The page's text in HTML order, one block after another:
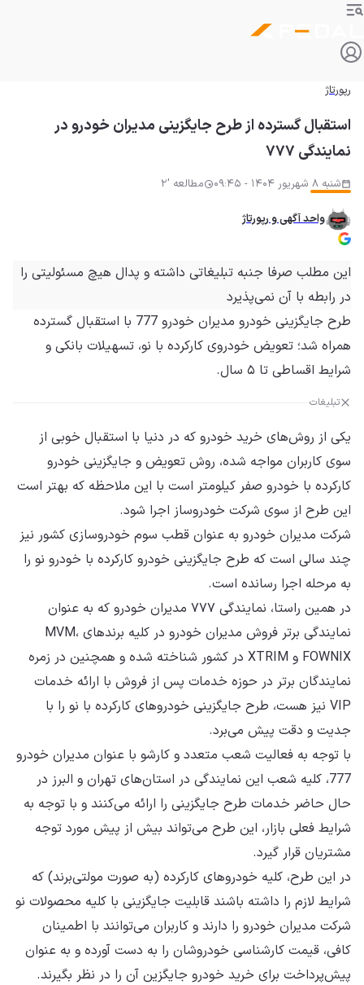
رپورتاژ
استقبال گسترده از طرح جایگزینی مدیران خودرو در
نمایندگی ۷۷۷
شنبه 8 شهریور 1404 - 09:45 مطالعه '2
واحد آگهی و رپورتاژ
این مطلب صرفا جنبه تبلیغاتی داشته و پدال هیچ مسئولیتی را
در رابطه با آن نمی‌پذیرد
طرح جایگزینی خودرو مدیران خودرو 777 با استقبال گسترده
همراه شد؛ تعویض خودروی کارکرده با نو، تسهیلات بانکی و
شرایط اقساطی تا ۵ سال.
تبلیغات
یکی از روش‌های خرید خودرو که در دنیا با استقبال خوبی از
سوی کاربران مواجه شده، روش تعویض و جایگزینی خودرو
کارکرده با خودرو صفر کیلومتر است با این ملاحظه که بهتر است
این طرح از سوی شرکت خودروساز اجرا شود.
شرکت مدیران خودرو به عنوان قطب سوم خودروسازی کشور نیز
چند سالی است که طرح جایگزینی خودرو کارکرده با خودرو نو را
به مرحله اجرا رسانده است.
در همین راستا، نمایندگی ۷۷۷ مدیران خودرو که به عنوان
نمایندگی برتر فروش مدیران خودرو در کلیه برندهای MVM،
FOWNIX و XTRIM در کشور شناخته شده و همچنین در زمره
نمایندگان برتر در حوزه خدمات پس از فروش با ارائه خدمات
VIP نیز هست، طرح جایگزینی خودروهای کارکرده با نو را با
جدیت و دقت پیش می‌برد.
با توجه به فعالیت شعب متعدد و کارشو با عنوان مدیران خودرو
777، کلیه شعب این نمایندگی در استان‌های تهران و البرز در
حال حاضر خدمات طرح جایگزینی را ارائه می‌کنند و با توجه به
شرایط فعلی بازار، این طرح می‌تواند بیش از پیش مورد توجه
مشتریان قرار گیرد.
در این طرح، کلیه خودروهای کارکرده (به صورت مولتی‌برند) که
شرایط لازم را داشته باشند قابلیت جایگزینی با کلیه محصولات نو
شرکت مدیران خودرو را دارند و کاربران می‌توانند با اطمینان
کافی، قیمت کارشناسی خودروشان را به دست آورده و به عنوان
پیش‌پرداخت برای خرید خودرو جایگزین آن را در نظر بگیرند.